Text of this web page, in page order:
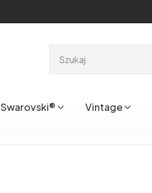
Swarovski® Vintage